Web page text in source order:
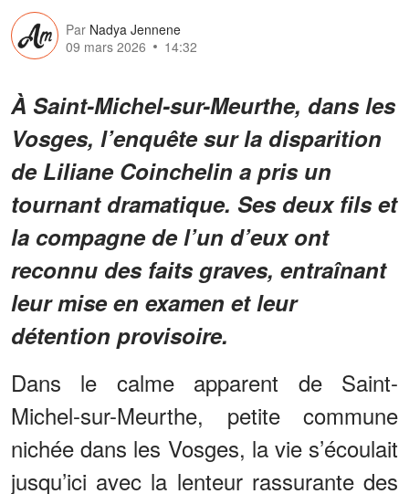
Par Nadya Jennene
09 mars 2026
14:32
À Saint-Michel-sur-Meurthe, dans les
Vosges, l’enquête sur la disparition
de Liliane Coinchelin a pris un
tournant dramatique. Ses deux fils et
la compagne de l’un d’eux ont
reconnu des faits graves, entraînant
leur mise en examen et leur
détention provisoire.
Dans le calme apparent de Saint-
Michel-sur-Meurthe, petite commune
nichée dans les Vosges, la vie s’écoulait
jusqu’ici avec la lenteur rassurante des